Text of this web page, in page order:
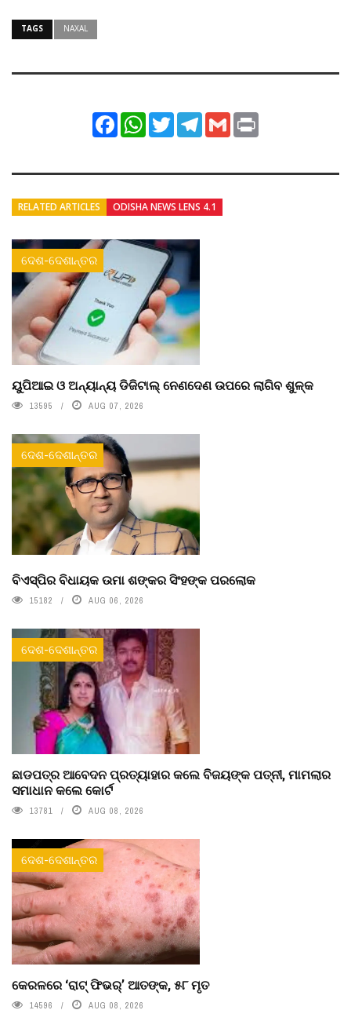
TAGS NAXAL
FacebookWhatsApp
TwitterTelegram
Gmail
RELATED ARTICLES ODISHA NEWS LENS 4.1
ଦେଶ-ଦେଶାନ୍ତର
ୟୁପିଆଇ ଓ ଅନ୍ୟାନ୍ୟ ଡିଜିଟାଲ୍ ନେଣଦେଣ ଉପରେ ଲାଗିବ ଶୁଳ୍କ
13595 AUG 07, 2026
ଦେଶ-ଦେଶାନ୍ତର
ବିଏସ୍‌ପିର ବିଧାୟକ ଉମା ଶଙ୍କର ସିଂହଙ୍କ ପରଲୋକ
15182 AUG 06, 2026
ଦେଶ-ଦେଶାନ୍ତର
ଛାଡପତ୍ର ଆବେଦନ ପ୍ରତ୍ୟାହାର କଲେ ବିଜୟଙ୍କ ପତ୍ନୀ, ମାମଲାର
ସମାଧାନ କଲେ କୋର୍ଟ
13781 AUG 08, 2026
ଦେଶ-ଦେଶାନ୍ତର
କେରଳରେ ‘ରାଟ୍ ଫିଭର୍’ ଆତଙ୍କ, ୫୮ ମୃତ
14596 AUG 08, 2026